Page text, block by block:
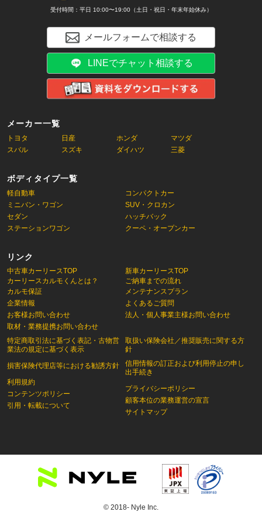
メーカー一覧
トヨタ 日産 ホンダ
マツダ
スバル
スズキ ダイハツ 三菱
ボディタイプ一覧
軽自動車
コンパクトカー
ミニバン・ワゴン
SUV・クロカン
セダン
ハッチバック
ステーションワゴン
クーペ・オープンカー
リンク
中古車カーリースTOP
カーリースカルモくんとは？
新車カーリースTOP
ご納車までの流れ
カルモ保証
企業情報
お客様お問い合わせ
取材・業務提携お問い合わせ
特定商取引法に基づく表記・古物営
業法の規定に基づく表示
損害保険代理店等における勧誘方針
利用規約
コンテンツポリシー
引用・転載について
メンテナンスプラン
よくあるご質問
法人・個人事業主様お問い合わせ
取扱い保険会社／推奨販売に関する方
針
信用情報の訂正および利用停止の申し
出手続き
プライバシーポリシー
顧客本位の業務運営の宣言
サイトマップ
受付時間：平日 10:00〜19:00（土日・祝日・年末年始休み）
メールフォームで相談する
LINEでチャット相談する
© 2018- Nyle Inc.